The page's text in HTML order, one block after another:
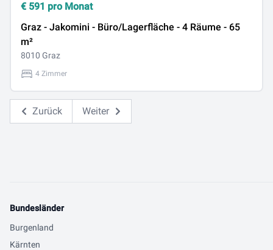
€ 591 pro Monat
Graz - Jakomini - Büro/Lagerfläche - 4 Räume - 65
m²
8010 Graz
4 Zimmer
Zurück Weiter
Bundesländer
Burgenland
Kärnten